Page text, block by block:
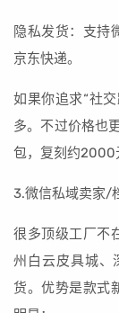
隐私发货：支持
京东快递。
如果你追求“社
多。不过价格也
包，复刻约2000
3.微信私域卖家/
很多顶级工厂不
州白云皮具城、
货。优势是款式